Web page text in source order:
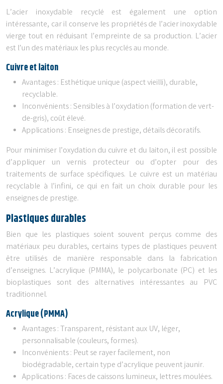
L’acier inoxydable recyclé est également une option
intéressante, car il conserve les propriétés de l’acier inoxydable
vierge tout en réduisant l’empreinte de sa production. L’acier
est l’un des matériaux les plus recyclés au monde.
Cuivre et laiton
Avantages : Esthétique unique (aspect vieilli), durable,
recyclable.
Inconvénients : Sensibles à l’oxydation (formation de vert-
de-gris), coût élevé.
Applications : Enseignes de prestige, détails décoratifs.
Pour minimiser l’oxydation du cuivre et du laiton, il est possible
d’appliquer un vernis protecteur ou d’opter pour des
traitements de surface spécifiques. Le cuivre est un matériau
recyclable à l’infini, ce qui en fait un choix durable pour les
enseignes de prestige.
Plastiques durables
Bien que les plastiques soient souvent perçus comme des
matériaux peu durables, certains types de plastiques peuvent
être utilisés de manière responsable dans la fabrication
d’enseignes. L’acrylique (PMMA), le polycarbonate (PC) et les
bioplastiques sont des alternatives intéressantes au PVC
traditionnel.
Acrylique (PMMA)
Avantages : Transparent, résistant aux UV, léger,
personnalisable (couleurs, formes).
Inconvénients : Peut se rayer facilement, non
biodégradable, certain type d’acrylique peuvent jaunir.
Applications : Faces de caissons lumineux, lettres moulées.